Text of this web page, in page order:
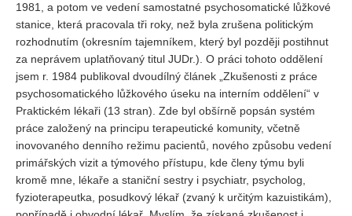
1981, a potom ve vedení samostatné psychosomatické lůžkové
stanice, která pracovala tři roky, než byla zrušena politickým
rozhodnutím (okresním tajemníkem, který byl později postihnut
za neprávem uplatňovaný titul JUDr.). O práci tohoto oddělení
jsem r. 1984 publikoval dvoudílný článek „Zkušenosti z práce
psychosomatického lůžkového úseku na interním oddělení“ v
Praktickém lékaři (13 stran). Zde byl obšírně popsán systém
práce založený na principu terapeutické komunity, včetně
inovovaného denního režimu pacientů, nového způsobu vedení
primářských vizit a týmového přístupu, kde členy týmu byli
kromě mne, lékaře a staniční sestry i psychiatr, psycholog,
fyzioterapeutka, posudkový lékař (zvaný k určitým kazuistikám),